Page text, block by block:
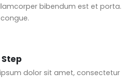
bibendum est et porta.
dolor sit amet, consectetur